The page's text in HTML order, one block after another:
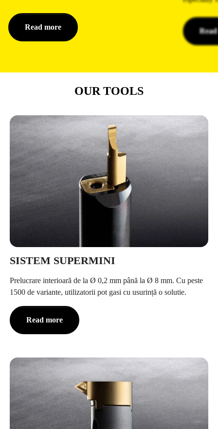
Read more
OUR TOOLS
SISTEM SUPERMINI
Prelucrare interioară de la Ø 0,2 mm până la Ø 8 mm. Cu peste
1500 de variante, utilizatorii pot gasi cu usurință o solutie.
Read more